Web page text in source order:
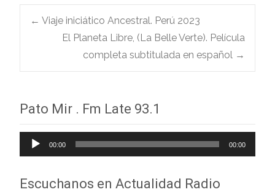
Navegación
de
entradas
← Viaje iniciático Ancestral. Perú 2023
El Planeta Libre, (La Belle Verte). Película
completa subtitulada en español →
Pato Mir . Fm Late 93.1
Reproductor
de
00:00 00:00
Escuchanos en Actualidad Radio